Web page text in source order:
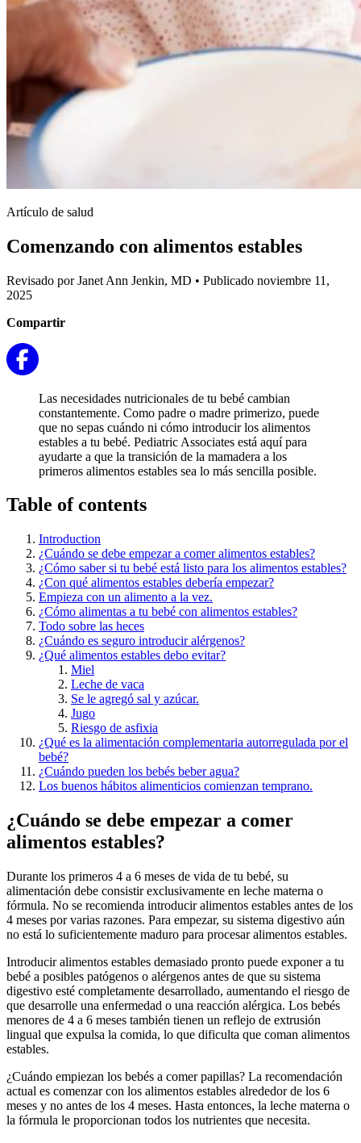
Artículo de salud
Comenzando con alimentos estables
Revisado por Janet Ann Jenkin, MD • Publicado noviembre 11,
2025
Compartir
Las necesidades nutricionales de tu bebé cambian
constantemente. Como padre o madre primerizo, puede
que no sepas cuándo ni cómo introducir los alimentos
estables a tu bebé. Pediatric Associates está aquí para
ayudarte a que la transición de la mamadera a los
primeros alimentos estables sea lo más sencilla posible.
Table of contents
Introduction
¿Cuándo se debe empezar a comer alimentos estables?
¿Cómo saber si tu bebé está listo para los alimentos estables?
¿Con qué alimentos estables debería empezar?
Empieza con un alimento a la vez.
¿Cómo alimentas a tu bebé con alimentos estables?
Todo sobre las heces
¿Cuándo es seguro introducir alérgenos?
¿Qué alimentos estables debo evitar?
Miel
Leche de vaca
Se le agregó sal y azúcar.
Jugo
Riesgo de asfixia
¿Qué es la alimentación complementaria autorregulada por el
bebé?
¿Cuándo pueden los bebés beber agua?
Los buenos hábitos alimenticios comienzan temprano.
¿Cuándo se debe empezar a comer
alimentos estables?
Durante los primeros 4 a 6 meses de vida de tu bebé, su
alimentación debe consistir exclusivamente en leche materna o
fórmula. No se recomienda introducir alimentos estables antes de los
4 meses por varias razones. Para empezar, su sistema digestivo aún
no está lo suficientemente maduro para procesar alimentos estables.
Introducir alimentos estables demasiado pronto puede exponer a tu
bebé a posibles patógenos o alérgenos antes de que su sistema
digestivo esté completamente desarrollado, aumentando el riesgo de
que desarrolle una enfermedad o una reacción alérgica. Los bebés
menores de 4 a 6 meses también tienen un reflejo de extrusión
lingual que expulsa la comida, lo que dificulta que coman alimentos
estables.
¿Cuándo empiezan los bebés a comer papillas? La recomendación
actual es comenzar con los alimentos estables alrededor de los 6
meses y no antes de los 4 meses. Hasta entonces, la leche materna o
la fórmula le proporcionan todos los nutrientes que necesita.